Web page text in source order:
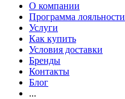
О компании
Программа лояльности
Услуги
Как купить
Условия доставки
Бренды
Контакты
Блог
...